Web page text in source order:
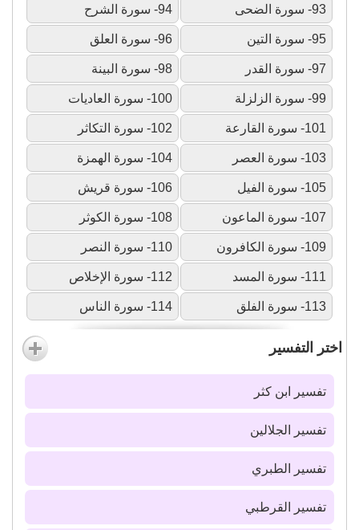
93- سورة الضحى 94- سورة الشرح
95- سورة التين 96- سورة العلق
97- سورة القدر 98- سورة البينة
99- سورة الزلزلة 100- سورة العاديات
101- سورة القارعة 102- سورة التكاثر
103- سورة العصر 104- سورة الهمزة
105- سورة الفيل 106- سورة قريش
107- سورة الماعون 108- سورة الكوثر
109- سورة الكافرون 110- سورة النصر
111- سورة المسد 112- سورة الإخلاص
113- سورة الفلق 114- سورة الناس
اختر التفسير
تفسير ابن كثر
تفسير الجلالين
تفسير الطبري
تفسير القرطبي